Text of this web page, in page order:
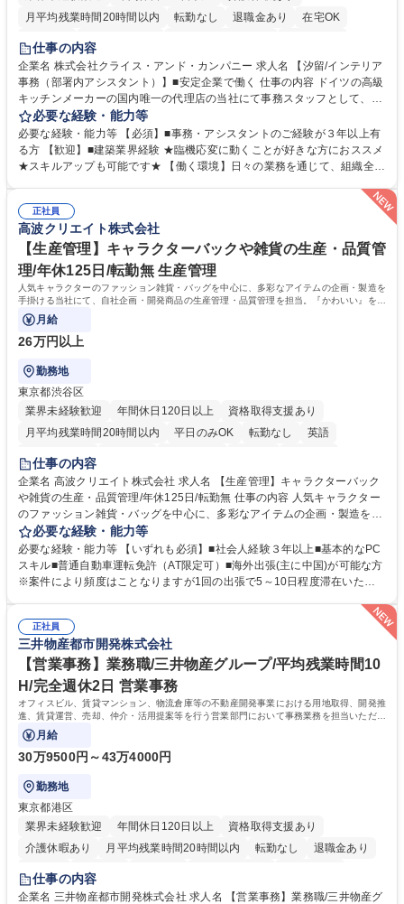
月平均残業時間20時間以内
転勤なし 退職金あり
在宅OK
育休あり
完全週休2日制
駅近5分以内
土日祝休み
仕事の内容
企業名 株式会社クライス・アンド・カンパニー 求人名 【汐留/インテリア
事務（部署内アシスタント）】■安定企業で働く 仕事の内容 ドイツの高級
キッチンメーカーの国内唯一の代理店の当社にて事務スタッフとして、部
署内の事務業務全般をお任せいたします。 裁量を持って働いていただける
ため、スキルアップも可能です。 【部署内の事務業務全般】 ■サンプルの
仕分け・整理 ■電話応対 ■書類作成（会議資料、お客様宛請求書、支払書
類を取りまとめて経理へ提出等） ■ショールームアテンド・運営・予約業
インテリア事務（部署内アシスタント）】■安定企業で働く
必要な経験・能力等
必要な経験・能力等 【必須】■事務・アシスタントのご経験が３年以上有
る方 【歓迎】■建築業界経験 ★臨機応変に動くことが好きな方におススメ
★スキルアップも可能です★ 【働く環境】日々の業務を通じて、組織全体
ンスキルや問題解決能力が磨かれ、キャリアアップのチャンスも豊富。チ
ームとの協力や新しいアイデアを活かす場もあり、やりがいを感じながら
働けます。 【歓迎】 ■インテリアの業界のご経験が有る方■PCの作業に慣
れている方 学歴・資格 学歴：大学院 大学 高専 短大 専修学校 語学力： 資
格：
正社員
高波クリエイト株式会社
【生産管理】キャラクターバックや雑貨の生産・品質管
理/年休125日/転勤無 生産管理
人気キャラクターのファッション雑貨・バッグを中心に、多彩なアイテムの企画・製造を
手掛ける当社にて、自社企画・開発商品の生産管理・品質管理を担当。『かわいい』を届
けるやりがいのあるポジションです。
月給
26万円以上
勤務地
東京都渋谷区
業界未経験歓迎
年間休日120日以上
資格取得支援あり
月平均残業時間20時間以内
平日のみOK 転勤なし
英語
住宅手当あり
完全週休2日制
交通費支給 駅近5分以内 中国語 土日祝休み
仕事の内容
企業名 高波クリエイト株式会社 求人名 【生産管理】キャラクターバック
や雑貨の生産・品質管理/年休125日/転勤無 仕事の内容 人気キャラクター
のファッション雑貨・バッグを中心に、多彩なアイテムの企画・製造を手
掛ける当社にて、自社企画・開発商品の生産管理・品質管理を担当。『か
わいい』を届けるやりがいのあるポジションです。 有名ブランドやキャラ
クターライセンスを活用した商品の企画・開発・販売を行っています。企
画段階から納品まで、商品の製造に関わる全てのプロセスにおいて、生産
場へ見積依頼・価格交渉、サンプルの品質確認や検査の手配、ライセンス
元様とのやり取り、輸入関連の書類の管理、国内倉庫での品質チェック、
工場開拓などがございます。 募集職種 【生産管理】キャラクターバック
や雑貨の生産・品質管理/年休125日/転勤無
必要な経験・能力等
必要な経験・能力等 【いずれも必須】■社会人経験３年以上■基本的なPC
スキル■普通自動車運転免許（AT限定可）■海外出張(主に中国)が可能な方
※案件により頻度はことなりますが1回の出張で5～10日程度滞在いただ
め、『コツコツと実直に取り組める方』 ・工場やライセンス元を含む社内
外関係者と友好なコミュニケーションが取れる方 ※折衝は営業担当がメイ
ンで行います。 学歴・資格 学歴：大学院 大学 高専 短大 専修学校 高校 語
学力： 資格：
正社員
三井物産都市開発株式会社
【営業事務】業務職/三井物産グループ/平均残業時間10
H/完全週休2日 営業事務
オフィスビル、賃貸マンション、物流倉庫等の不動産開発事業における用地取得、開発推
進、賃貸運営、売却、仲介・活用提案等を行う営業部門において事務業務を担当いただき
ます。
月給
30万9500円～43万4000円
勤務地
東京都港区
業界未経験歓迎
年間休日120日以上
資格取得支援あり
介護休暇あり
月平均残業時間20時間以内 転勤なし
退職金あり
在宅OK
賞与あり
駅近5分以内
土日祝休み 寮・社宅あり
仕事の内容
企業名 三井物産都市開発株式会社 求人名 【営業事務】業務職/三井物産グ